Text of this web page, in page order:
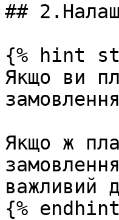
##
{% hint
Якщо ви
Якщо ж
важливий
{%